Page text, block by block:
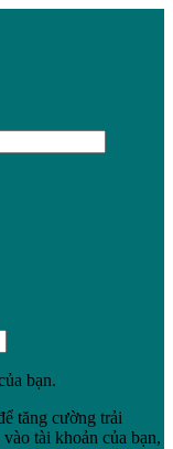
bạn.
tăng cường trải
tài khoản của bạn,